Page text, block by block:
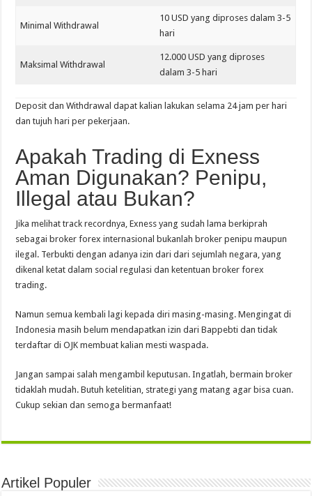
Minimal Withdrawal
10 USD yang diproses dalam 3-5
hari
Maksimal Withdrawal
12.000 USD yang diproses
dalam 3-5 hari
Deposit dan Withdrawal dapat kalian lakukan selama 24 jam per hari
dan tujuh hari per pekerjaan.
Apakah Trading di Exness
Aman Digunakan? Penipu,
Illegal atau Bukan?
Jika melihat track recordnya, Exness yang sudah lama berkiprah
sebagai broker forex internasional bukanlah broker penipu maupun
ilegal. Terbukti dengan adanya izin dari dari sejumlah negara, yang
dikenal ketat dalam social regulasi dan ketentuan broker forex
trading.
Namun semua kembali lagi kepada diri masing-masing. Mengingat di
Indonesia masih belum mendapatkan izin dari Bappebti dan tidak
terdaftar di OJK membuat kalian mesti waspada.
Jangan sampai salah mengambil keputusan. Ingatlah, bermain broker
tidaklah mudah. Butuh ketelitian, strategi yang matang agar bisa cuan.
Cukup sekian dan semoga bermanfaat!
Artikel Populer